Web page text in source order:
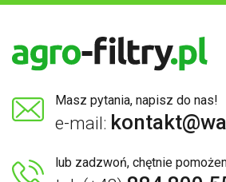
Masz pytania, napisz do nas!
e-mail:
lub zadzwoń, chętnie